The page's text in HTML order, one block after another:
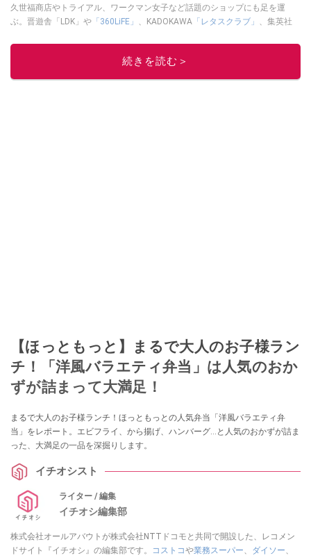
久世福商店やトライアル、ワークマン女子など話題のショップにも足を運
ぶ。晋遊舎「LDK」や 「360LiFE」 、KADOKAWA 「レタスクラブ」
、集英社
ルメライター、食の専門家として出演実績あり。
続きを読む＞
【ほっともっと】まるで大人のお子様ラン
チ！「洋風バラエティ弁当」は人気のおか
ずが詰まって大満足！
まるで大人のお子様ランチ！ほっともっとの人気弁当「洋風バラエティ弁
当」をレポート。エビフライ、から揚げ、ハンバーグ…と人気のおかずが詰ま
った、大満足の一品を深掘りします。
イチオシスト
ライター / 編集
イチオシ編集部
株式会社オールアバウトが株式会社NTTドコモと共同で開設した、レコメン
ドサイト『イチオシ』の編集部です。
コストコや業務スーパー ダイソー